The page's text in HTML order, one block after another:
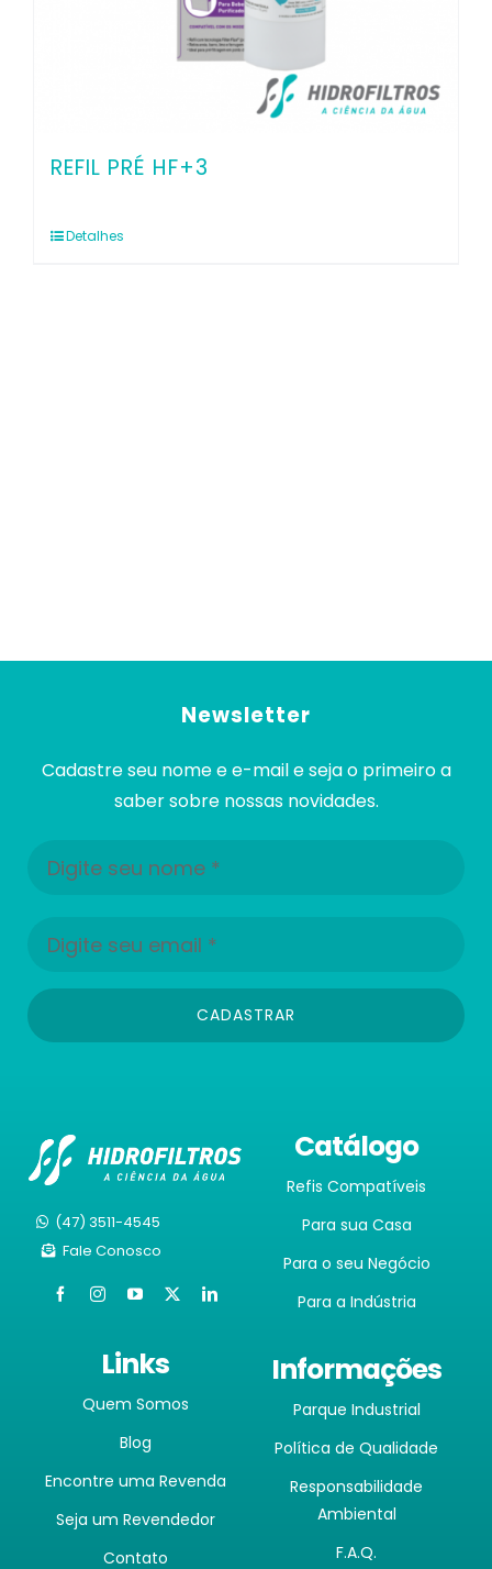
REFIL PRÉ HF+3
Detalhes
Newsletter
Cadastre seu nome e e-mail e seja o primeiro a
saber sobre nossas novidades.
CADASTRAR
(47) 3511-4545
Fale Conosco
Catálogo
Refis Compatíveis
Para sua Casa
Para o seu Negócio
Para a Indústria
Links
Quem Somos
Blog
Encontre uma Revenda
Seja um Revendedor
Contato
Informações
Parque Industrial
Política de Qualidade
Responsabilidade
Ambiental
F.A.Q.